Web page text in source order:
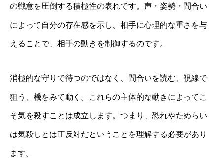
の戦意を圧倒する積極性の表れです。声・姿勢・間合い
によって自分の存在感を示し、相手に心理的な重さを与
えることで、相手の動きを制御するのです。
消極的な守りで待つのではなく、間合いを読む、視線で
狙う、機をみて動く。これらの主体的な動きによってこ
そ気を殺すことは成立します。つまり、恐れやためらい
は気殺しとは正反対だということを理解する必要があり
ます。